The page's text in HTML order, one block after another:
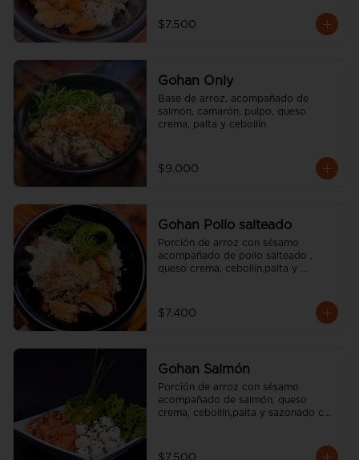
$7.500
Gohan Only
Base de arroz, acompañado de
salmón, camarón, pulpo, queso
crema, palta y cebollín
$9.000
Gohan Pollo salteado
Porción de arroz con sésamo
acompañado de pollo salteado ,
queso crema, cebollín,palta y
$7.400
Gohan Salmón
Porción de arroz con sésamo
acompañado de salmón, queso
crema, cebollín,palta y sazonado con
$7.500